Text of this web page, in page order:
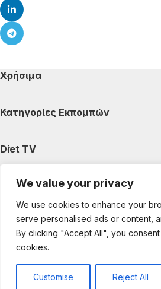
We value your privacy
We use cookies to enhance your
serve personalised ads or content,
By clicking "Accept All", you
cookies.
Customise Reject All
Χρήσιμα
Κατηγορίες Εκπομπών
Diet TV
Κατηγορίες Άρθρων
Ακολουθήστε μας
Copyright © 2025 DietTV. All Rights
development by
0